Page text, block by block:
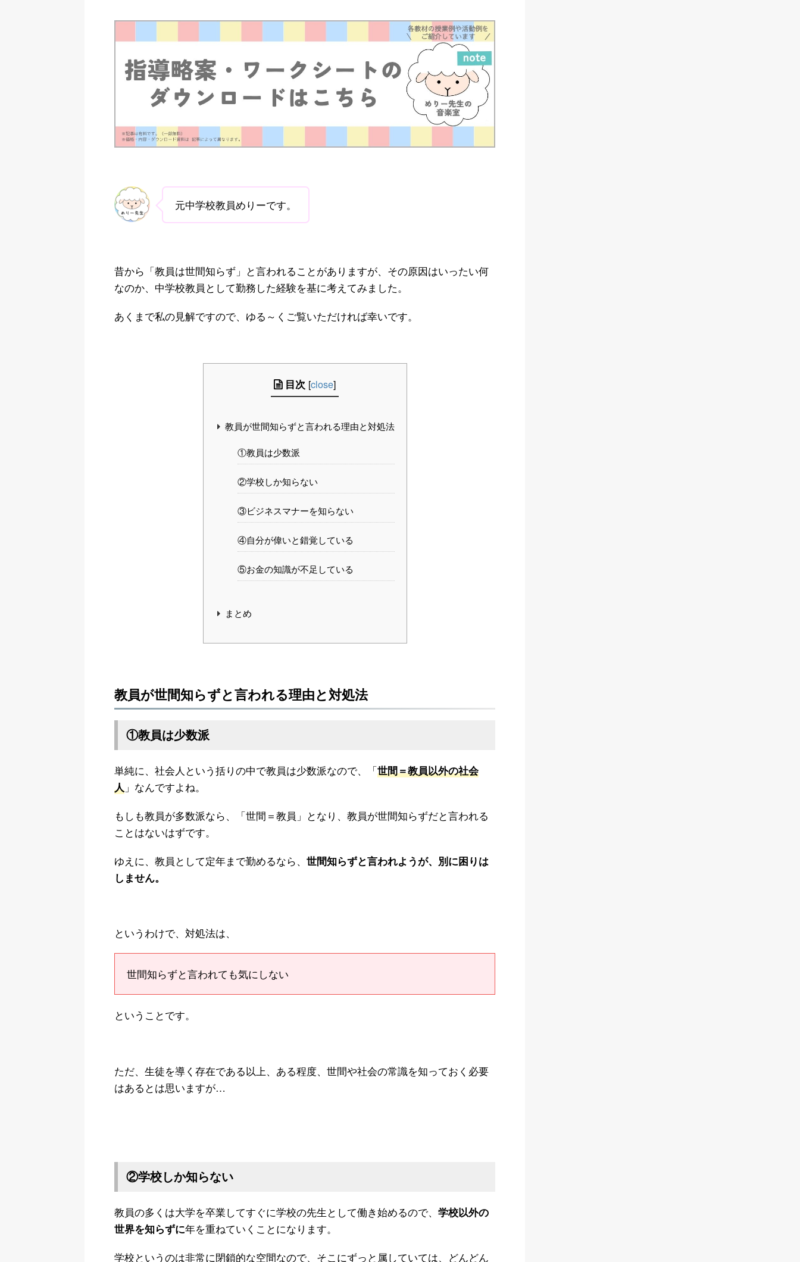
元中学校教員めりーです。
昔から「教員は世間知らず」と言われることがありますが、その原因はいったい何
なのか、中学校教員として勤務した経験を基に考えてみました。
あくまで私の見解ですので、ゆる～くご覧いただければ幸いです。
目次 [close]
教員が世間知らずと言われる理由と対処法
①教員は少数派
②学校しか知らない
③ビジネスマナーを知らない
④自分が偉いと錯覚している
⑤お金の知識が不足している
まとめ
教員が世間知らずと言われる理由と対処法
①教員は少数派
単純に、社会人という括りの中で教員は少数派なので、「世間＝教員以外の社会
人 」なんですよね。
もしも教員が多数派なら、「世間＝教員」となり、教員が世間知らずだと言われる
ことはないはずです。
ゆえに、教員として定年まで勤めるなら、 世間知らずと言われようが、別に困りは
しません。
というわけで、対処法は、
世間知らずと言われても気にしない
ということです。
ただ、生徒を導く存在である以上、ある程度、世間や社会の常識を知っておく必要
はあるとは思いますが…
②学校しか知らない
教員の多くは大学を卒業してすぐに学校の先生として働き始めるので、 学校以外の
世界を知らずに年を重ねていくことになります。
学校というのは非常に閉鎖的な空間なので、そこにずっと属していては、どんどん